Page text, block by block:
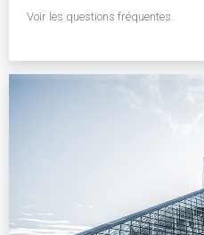
Voir les questions fréquentes.